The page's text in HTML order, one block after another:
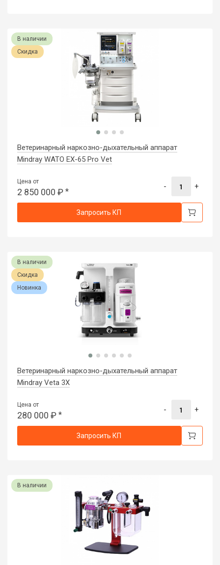
В наличии
Скидка
Ветеринарный наркозно-дыхательный аппарат
Mindray WATO EX-65 Pro Vet
Цена от
2 850 000 ₽ *
- +
Запросить КП
В наличии
Скидка
Новинка
Ветеринарный наркозно-дыхательный аппарат
Mindray Veta 3X
Цена от
280 000 ₽ *
- +
Запросить КП
В наличии